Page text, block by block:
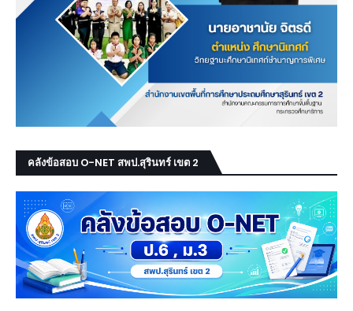
คลังข้อสอบ O-NET สพป.สุรินทร์ เขต 2